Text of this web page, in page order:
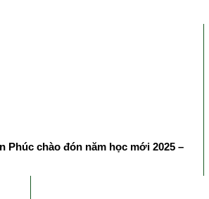
Phúc chào đón năm học mới 2025 –